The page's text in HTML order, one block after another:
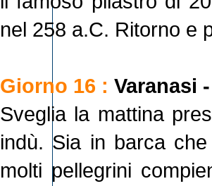
nel 258 a.C. Ritorno e
Giorno 16 : Varanasi
Sveglia la mattina
indù. Sia in barca
molti pellegrini